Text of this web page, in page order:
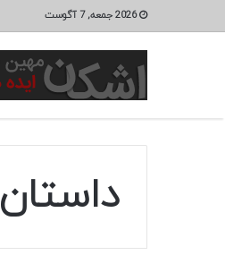
2026 جمعه, 7 آگوست
داستان